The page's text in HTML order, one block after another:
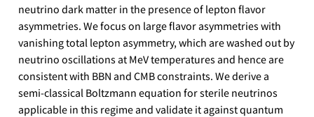
neutrino dark matter in the presence of lepton flavor
asymmetries. We focus on large flavor asymmetries with
vanishing total lepton asymmetry, which are washed out by
neutrino oscillations at MeV temperatures and hence are
consistent with BBN and CMB constraints. We derive a
semi-classical Boltzmann equation for sterile neutrinos
applicable in this regime and validate it against quantum